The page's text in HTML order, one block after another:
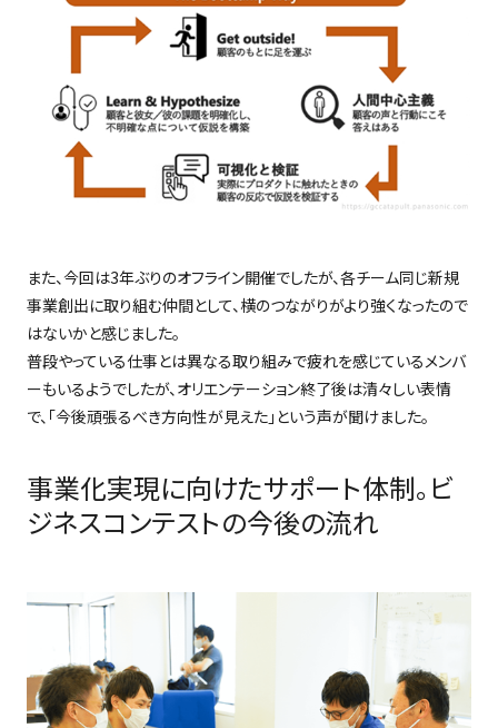
また、今回は3年ぶりのオフライン開催でしたが、各チーム同じ新規
事業創出に取り組む仲間として、横のつながりがより強くなったので
はないかと感じました。
普段やっている仕事とは異なる取り組みで疲れを感じているメンバ
ーもいるようでしたが、オリエンテーション終了後は清々しい表情
で、「今後頑張るべき方向性が見えた」という声が聞けました。
事業化実現に向けたサポート体制。ビ
ジネスコンテストの今後の流れ